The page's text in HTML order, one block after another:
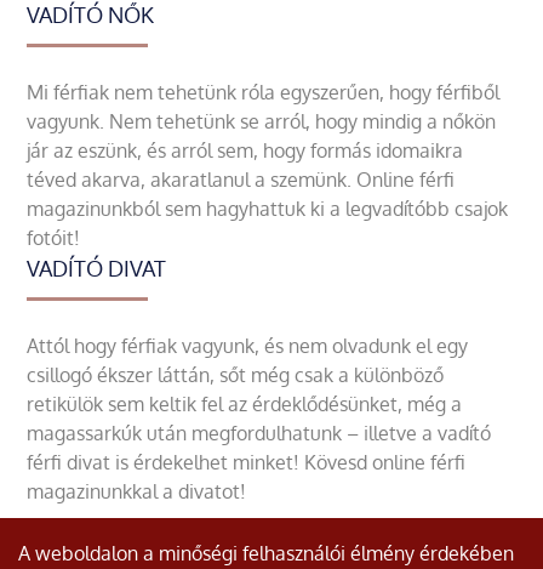
VADÍTÓ NŐK
Mi férfiak nem tehetünk róla egyszerűen, hogy férfiből
vagyunk. Nem tehetünk se arról, hogy mindig a nőkön
jár az eszünk, és arról sem, hogy formás idomaikra
téved akarva, akaratlanul a szemünk. Online férfi
magazinunkból sem hagyhattuk ki a legvadítóbb csajok
fotóit!
VADÍTÓ DIVAT
Attól hogy férfiak vagyunk, és nem olvadunk el egy
csillogó ékszer láttán, sőt még csak a különböző
retikülök sem keltik fel az érdeklődésünket, még a
magassarkúk után megfordulhatunk – illetve a vadító
férfi divat is érdekelhet minket! Kövesd online férfi
magazinunkkal a divatot!
A weboldalon a minőségi felhasználói élmény érdekében